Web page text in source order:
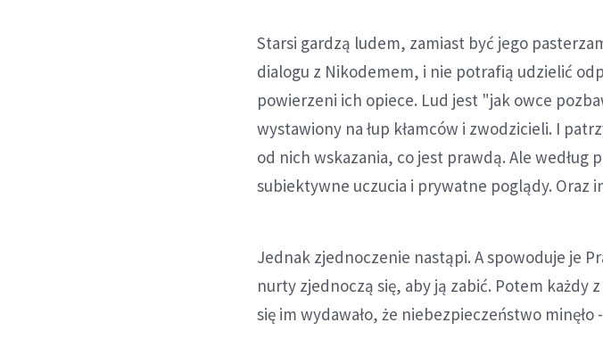
Starsi gardzą ludem, zamiast być jego
dialogu z Nikodemem, i nie potrafią udzielić
powierzeni ich opiece. Lud jest "jak owce
wystawiony na łup kłamców i zwodzicieli. I
od nich wskazania, co jest prawdą. Ale
subiektywne uczucia i prywatne poglądy. Oraz
Jednak zjednoczenie nastąpi. A spowoduje je
nurty zjednoczą się, aby ją zabić. Potem każdy
się im wydawało, że niebezpieczeństwo minęło